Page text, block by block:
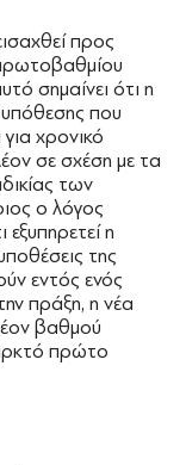
προς
σημαίνει ότι η
υπόθεσης που
χρονικό
σε σχέση με τα
των
ο λόγος
εξυπηρετεί η
της
εντός ενός
πράξη, η νέα
βαθμού
πρώτο